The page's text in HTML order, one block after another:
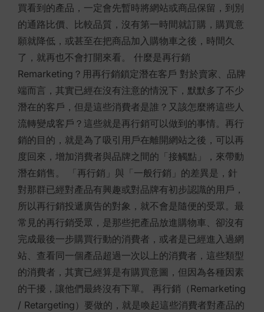
買看到的產品，一定會先暫時將網站或商品保留，到別
的通路比價、比較品質，沒有第一時間就訂購，購買意
願就降低，或甚至在把商品加入購物車之後，時間久
了，就再也不會打開來看。 什麼是再行銷
Remarketing？用再行銷鎖定潛在客戶 對於賣家、品牌
端而言，其實已經在沒有注意的情況下，默默多了不少
潛在的客戶，但是這些消費者是誰？又該怎麼將這些人
流轉變成客戶？這些就是再行銷可以做到的事情。再行
銷的目的，就是為了吸引用戶在離開網站之後，可以再
度回來，增加消費者與品牌之間的「接觸點」，來帶動
潛在銷售。 「再行銷」與「一般行銷」的差異是，針
對那群已經對產品有興趣或對品牌有初步認識的用戶，
所以再行銷投遞廣告的對象，就不會是隨便的受眾。最
常見的再行銷受眾，是那些把產品放進購物車、卻沒有
完成最後一步購買行動的消費者，或者是已經進入過網
站、查看同一個產品超過一次以上的消費者，這些類型
的消費者，其實已經算是有購買意圖，但因為各種因素
的干擾，讓他們最終沒有下單。 再行銷（Remarketing
/ Retargeting）要做的，就是喚起這些消費者對產品的